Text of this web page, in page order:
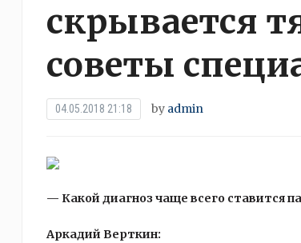
скрывается
советы
04.05.2018 21:18 by admin
— Какой диагноз чаще всего ставится
Аркадий Верткин: